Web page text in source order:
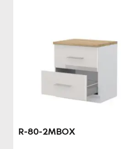
R-80-2MBOX